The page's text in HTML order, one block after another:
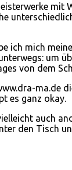
ich mich
um
von dem
ma.de
es ganz okay.
auch
den Tisch